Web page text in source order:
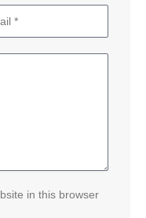
in this browser